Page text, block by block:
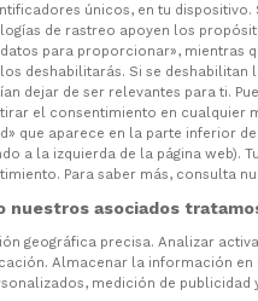
únicos, en tu
de rastreo apoyen los
para proporcionar», mientras
deshabilitarás. Si se
dejar de ser relevantes para ti.
el consentimiento en cualquier
que aparece en la parte inferior
a la izquierda de la página web).
Para saber más, consulta
nuestros asociados
geográfica precisa. Analizar
Almacenar la información
medición de